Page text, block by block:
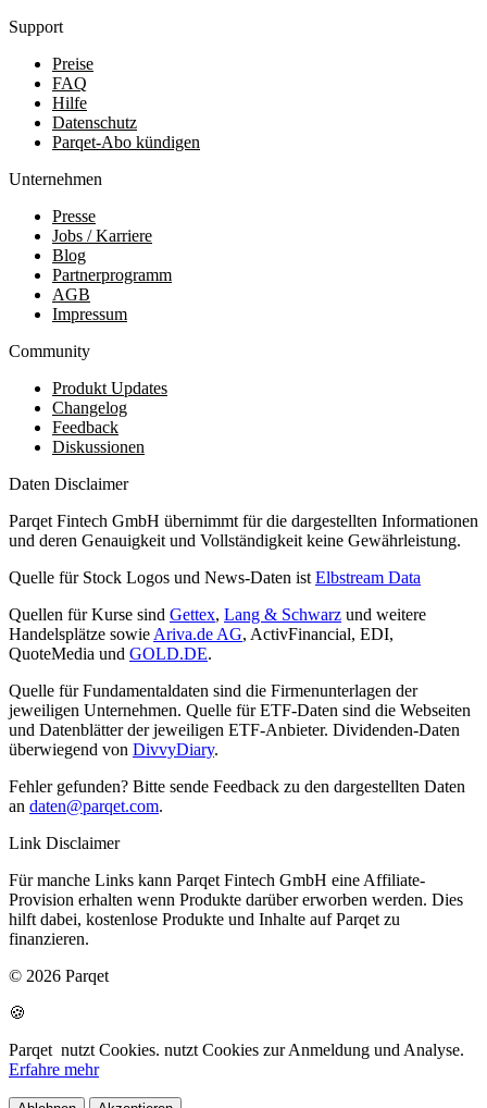
Support
Preise
FAQ
Hilfe
Datenschutz
Parqet-Abo kündigen
Unternehmen
Presse
Jobs / Karriere
Blog
Partnerprogramm
AGB
Impressum
Community
Produkt Updates
Changelog
Feedback
Diskussionen
Daten Disclaimer
Parqet Fintech GmbH übernimmt für die dargestellten Informationen
und deren Genauigkeit und Vollständigkeit keine Gewährleistung.
Quelle für Stock Logos und News-Daten ist Elbstream Data
Quellen für Kurse sind Gettex, Lang & Schwarz und weitere
Handelsplätze sowie Ariva.de AG, ActivFinancial, EDI,
QuoteMedia und GOLD.DE.
Quelle für Fundamentaldaten sind die Firmenunterlagen der
jeweiligen Unternehmen. Quelle für ETF-Daten sind die Webseiten
und Datenblätter der jeweiligen ETF-Anbieter. Dividenden-Daten
überwiegend von DivvyDiary.
Fehler gefunden? Bitte sende Feedback zu den dargestellten Daten
an daten@parqet.com.
Link Disclaimer
Für manche Links kann Parqet Fintech GmbH eine Affiliate-
Provision erhalten wenn Produkte darüber erworben werden. Dies
hilft dabei, kostenlose Produkte und Inhalte auf Parqet zu
finanzieren.
© 2026 Parqet
🍪
Parqet nutzt Cookies. nutzt Cookies zur Anmeldung und Analyse.
Erfahre mehr